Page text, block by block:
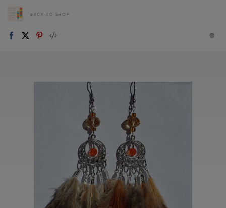
BACK TO SHOP